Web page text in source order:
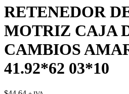
RETENEDOR
MOTRIZ CAJA
CAMBIOS
41.92*62 03*10